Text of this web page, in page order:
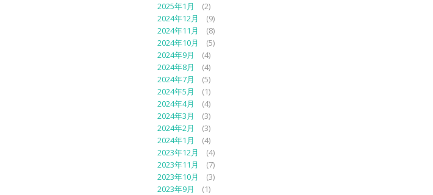
2025年1月
(2)
2024年12月
(9)
2024年11月
(8)
2024年10月
(5)
2024年9月
(4)
2024年8月
(4)
2024年7月
(5)
2024年5月
(1)
2024年4月
(4)
2024年3月
(3)
2024年2月
(3)
2024年1月
(4)
2023年12月
(4)
2023年11月
(7)
2023年10月
(3)
2023年9月
(1)